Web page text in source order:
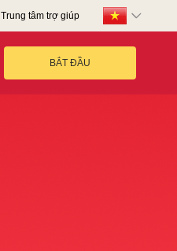
Trung tâm trợ giúp
BẮT ĐẦU